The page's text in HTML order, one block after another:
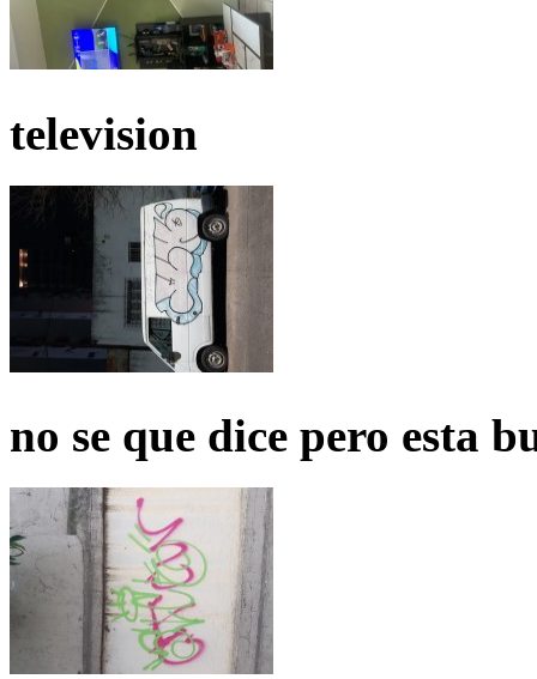
television
no se que dice pero esta